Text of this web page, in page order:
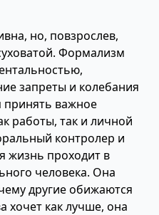
но, повзрослев,
Формализм
запреты и колебания
принять важное
работы, так и личной
контролер и
жизнь проходит в
человека. Она
другие обижаются
хочет как лучше, она